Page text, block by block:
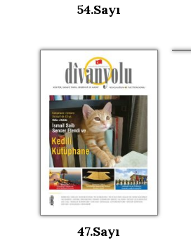
54.Sayı
47.Sayı